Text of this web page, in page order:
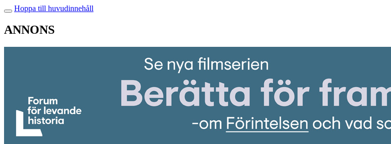
Hoppa till huvudinnehåll
ANNONS